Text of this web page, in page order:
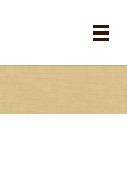
メ